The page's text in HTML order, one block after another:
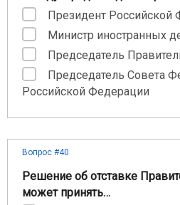
Президент Российской
Министр иностранных
Председатель
Председатель Совета
Российской Федерации
Вопрос #40
Решение об отставке
может принять…